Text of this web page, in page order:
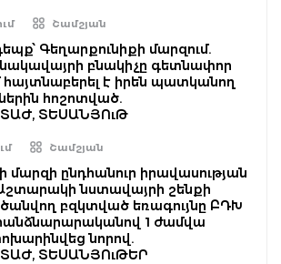
Շամշյան
Գեղարքունիքի մարզում.
բնակիչը գետնափոր
հայտնաբերել է իրեն պատկանող
հոշոտված.
ՏԵՍԱՆՅՈւԹ
Շամշյան
ընդհանուր իրավասության
նստավայրի շենքի
բզկտված եռագույնը ԲԴԽ
1 ժամվա
նորով.
ՏԵՍԱՆՅՈւԹԵՐ